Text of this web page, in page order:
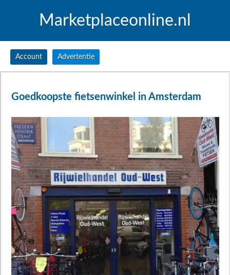
Marketplaceonline.nl
Account Advertentie
Goedkoopste fietsenwinkel in Amsterdam